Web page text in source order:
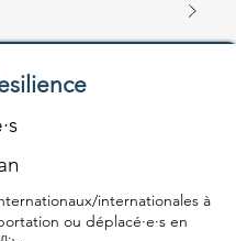
internationales à
ou déplacé·e·s en